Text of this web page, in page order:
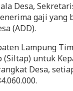
Desa,
gaji yang
(ADD).
Lampung
(Siltap) untuk
Desa,